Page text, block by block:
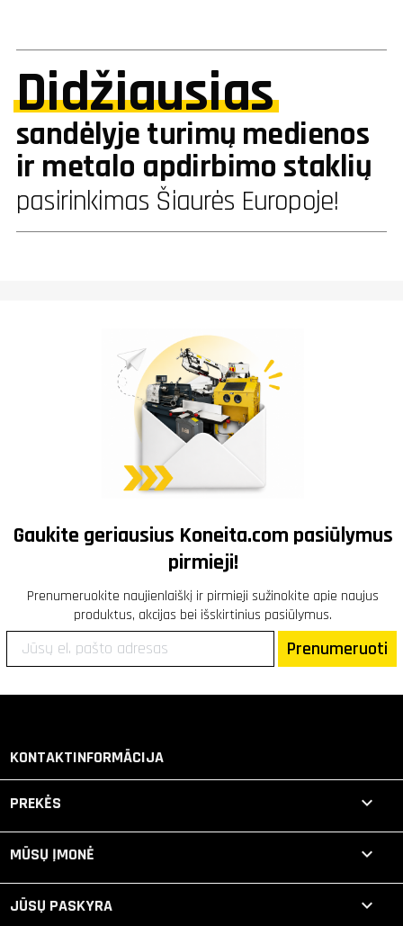
Didžiausias
sandėlyje turimų medienos
ir metalo apdirbimo staklių
pasirinkimas Šiaurės Europoje!
Gaukite geriausius Koneita.com pasiūlymus
pirmieji!
Prenumeruokite naujienlaiškį ir pirmieji sužinokite apie naujus
produktus, akcijas bei išskirtinius pasiūlymus.
Prenumeruoti
KONTAKTINFORMĀCIJA
PREKĖS 
MŪSŲ ĮMONĖ 
JŪSŲ PASKYRA 